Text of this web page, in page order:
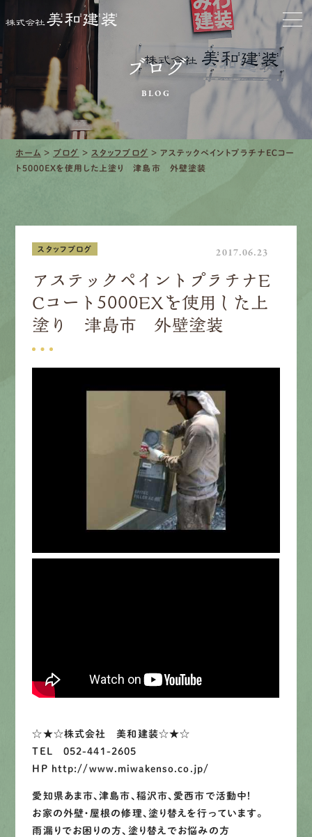
お家をきれいに
会社をきれいに
クリーニング
施工事例
会社案内
採用情報
料 建 物 診断いたします!!
0120-44-2605
ブログ
BLOG
ホーム > ブログ > スタッフブログ >アステックペイントプラチナＥＣコー
ト5000ＥＸを使用した上塗り 津島市 外壁塗装
スタッフブログ 2017.06.23
アステックペイントプラチナＥ
Ｃコート5000ＥＸを使用した上
塗り 津島市 外壁塗装
☆★☆株式会社 美和建装☆★☆
TEL 052-441-2605
HP http://www.miwakenso.co.jp/
愛知県あま市、津島市、稲沢市、愛西市で活動中！
お家の外壁・屋根の修理、塗り替えを行っています。
雨漏りでお困りの方、塗り替えでお悩みの方